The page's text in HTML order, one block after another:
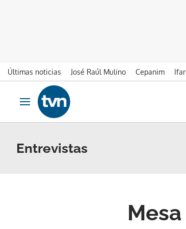
Últimas noticias José Raúl Mulino Cepanim
Ir al contenido
Obrir navegació
Entrevistas